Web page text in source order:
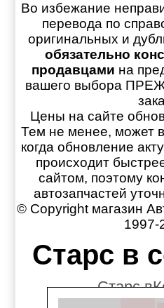
Во избежание
перевода по
оригинальных и
обязательно
продавцами на
вашего выбора
Цены на сайте
Тем не менее, может
когда обновление
происходит
сайтом, поэтому
автозапчастей
© Copyright магазин
1997-
Старс в
Старс